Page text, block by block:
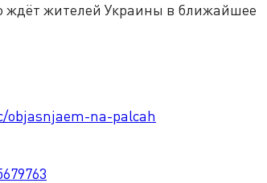
ждёт жителей Украины в ближайшее
na-palcah